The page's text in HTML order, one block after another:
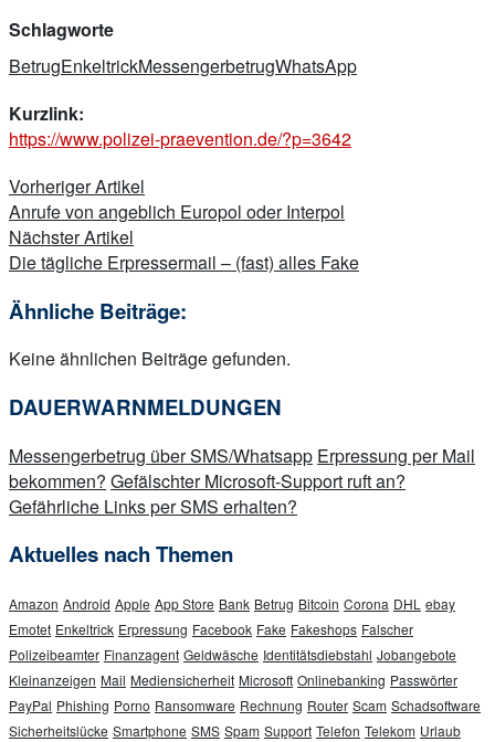
Schlagworte
BetrugEnkeltrickMessengerbetrugWhatsApp
Kurzlink:
https://www.polizei-praevention.de/?p=3642
Beitragsnavigation
Vorheriger Artikel
Anrufe von angeblich Europol oder Interpol
Nächster Artikel
Die tägliche Erpressermail – (fast) alles Fake
Ähnliche Beiträge:
Keine ähnlichen Beiträge gefunden.
DAUERWARNMELDUNGEN
Messengerbetrug über SMS/Whatsapp Erpressung per Mail
bekommen? Gefälschter Microsoft-Support ruft an?
Gefährliche Links per SMS erhalten?
Aktuelles nach Themen
Amazon Android Apple App Store Bank Betrug Bitcoin Corona DHL ebay
Emotet Enkeltrick Erpressung Facebook Fake Fakeshops Falscher
Polizeibeamter Finanzagent Geldwäsche Identitätsdiebstahl Jobangebote
Kleinanzeigen Mail Mediensicherheit Microsoft Onlinebanking Passwörter
PayPal Phishing Porno Ransomware Rechnung Router Scam Schadsoftware
Sicherheitslücke Smartphone SMS Spam Support Telefon Telekom Urlaub